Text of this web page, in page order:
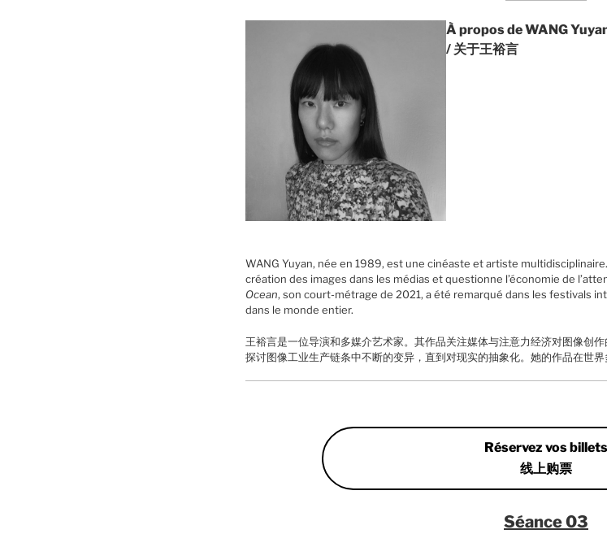
À propos de WANG
/ 关于王裕言
WANG Yuyan, née en 1989, est une cinéaste et artiste
création des images dans les médias et questionne l’économie de
Ocean, son court-métrage de 2021, a été remarqué dans les festivals
dans le monde entier.
王裕言是一位导演和多媒介艺术家。其作品关注媒体与注意力经济对图像创
探讨图像工业生产链条中不断的变异，直到对现实的抽象化。她的作品在世界
Réservez vos billets
线上购票
Séance 03